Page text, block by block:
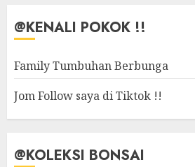
@KENALI POKOK !!
Family Tumbuhan Berbunga
Jom Follow saya di Tiktok !!
@KOLEKSI BONSAI